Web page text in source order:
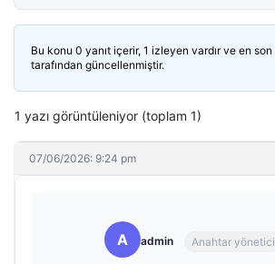
Bu konu 0 yanıt içerir, 1 izleyen vardır ve en son
tarafından güncellenmiştir.
1 yazı görüntüleniyor (toplam 1)
07/06/2026: 9:24 pm
A admin Anahtar yönetici